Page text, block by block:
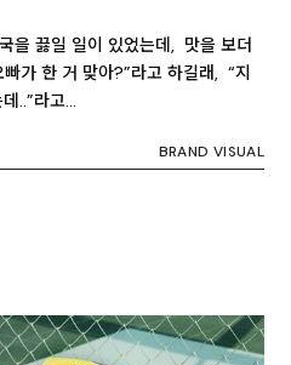
을 끓일 일이 있었는데, 맛을 보더
가 한 거 맞아?”라고 하길래, “지
..”라고…
BRAND VISUAL